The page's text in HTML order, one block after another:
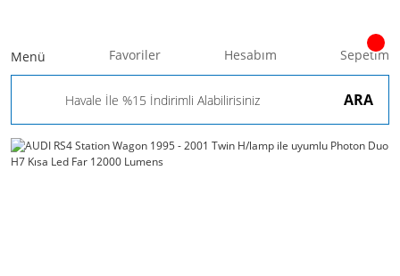
ARA
Menü Favoriler Hesabım Sepetim